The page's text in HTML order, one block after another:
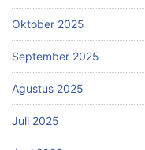
Oktober 2025
September 2025
Agustus 2025
Juli 2025